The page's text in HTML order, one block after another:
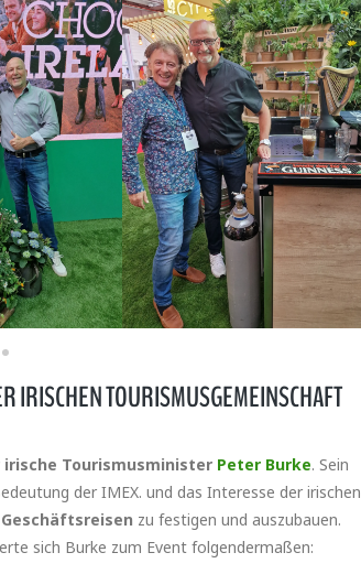
IRISCHEN TOURISMUSGEMEINSCHAFT
irische Tourismusminister Peter Burke. Sein
der IMEX. und das Interesse der irischen
zu festigen und auszubauen.
sich Burke zum Event folgendermaßen: